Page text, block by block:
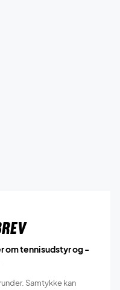
om tennisudstyr og -
Samtykke kan